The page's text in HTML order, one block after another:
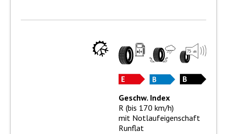
Geschw. Index
R (bis 170 km/h)
mit Notlaufeigenschaft
Runflat